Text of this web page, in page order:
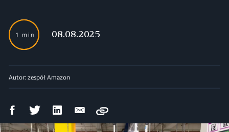
1 min 08.08.2025
Autor: zespół Amazon
Udostępnij
Facebooku
Udostępnij
Twitterze
Udostępnij
LinkedIn
Wyślij
Copy